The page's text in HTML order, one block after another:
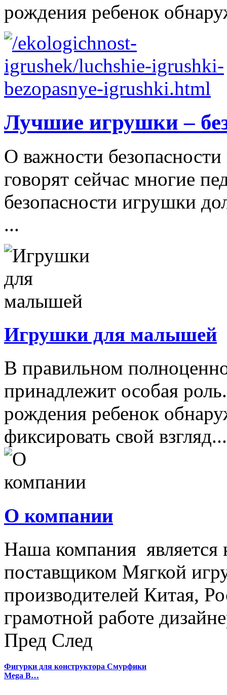
рождения ребенок
Лучшие игрушки –
О важности
говорят сейчас многие
безопасности игрушки
...
Игрушки для малышей
В правильном
принадлежит особая
рождения ребенок
фиксировать свой взгляд...
О компании
Наша компания
поставщиком Мягкой
производителей Китая,
грамотной работе
Пред След
Фигурки для конструктора Смурфики
Mega B…